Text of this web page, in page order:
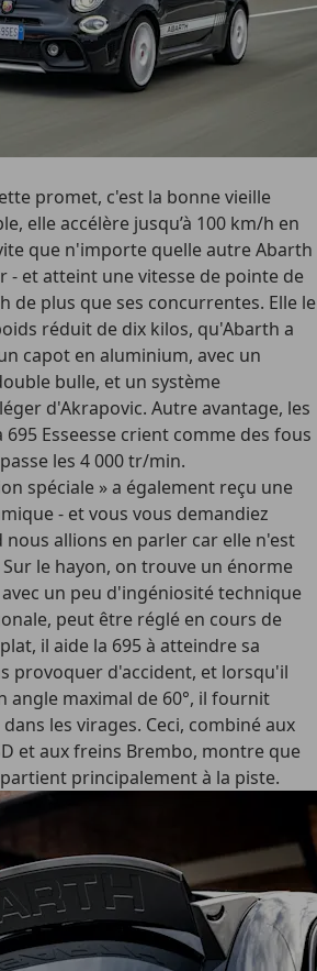
promet, c'est la bonne vieille
elle accélère jusqu’à 100 km/h en
que n'importe quelle autre Abarth
- et atteint une vitesse de pointe de
de plus que ses concurrentes. Elle le
réduit de dix kilos, qu'Abarth a
capot en aluminium, avec un
bulle, et un système
d'Akrapovic. Autre avantage, les
Esseesse crient comme des fous
les 4 000 tr/min.
spéciale » a également reçu une
- et vous vous demandiez
allions en parler car elle n'est
le hayon, on trouve un énorme
un peu d'ingéniosité technique
peut être réglé en cours de
il aide la 695 à atteindre sa
provoquer d'accident, et lorsqu'il
angle maximal de 60°, il fournit
les virages. Ceci, combiné aux
et aux freins Brembo, montre que
principalement à la piste.